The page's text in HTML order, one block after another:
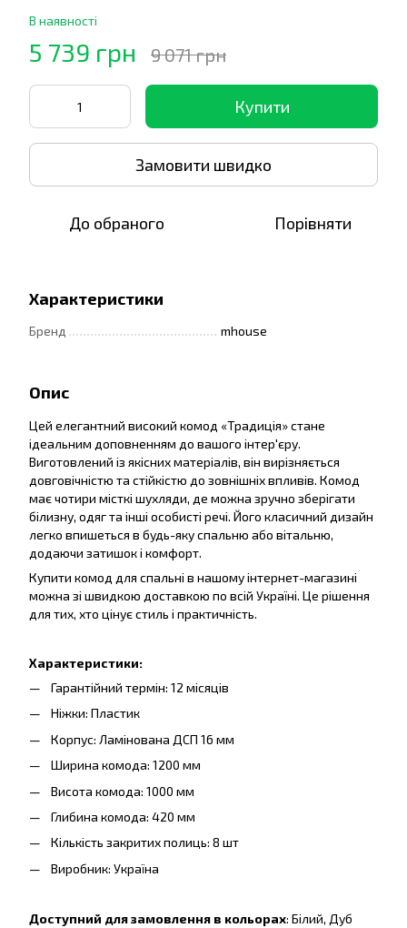
В наявності
5 739 грн 9 071 грн
Купити
Замовити швидко
До обраного Порівняти
Характеристики
Бренд mhouse
Опис
Цей елегантний високий комод «Традиція» стане
ідеальним доповненням до вашого інтер'єру.
Виготовлений із якісних матеріалів, він вирізняється
довговічністю та стійкістю до зовнішніх впливів. Комод
має чотири місткі шухляди, де можна зручно зберігати
білизну, одяг та інші особисті речі. Його класичний дизайн
легко впишеться в будь-яку спальню або вітальню,
додаючи затишок і комфорт.
Купити комод для спальні в нашому інтернет-магазині
можна зі швидкою доставкою по всій Україні. Це рішення
для тих, хто цінує стиль і практичність.
Характеристики:
Гарантійний термін: 12 місяців
Ніжки: Пластик
Корпус: Ламінована ДСП 16 мм
Ширина комода: 1200 мм
Висота комода: 1000 мм
Глибина комода: 420 мм
Кількість закритих полиць: 8 шт
Виробник: Україна
Доступний для замовлення в кольорах: Білий, Дуб